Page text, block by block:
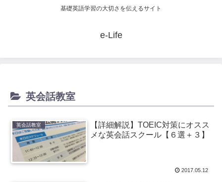
基礎英語学習の大切さを伝えるサイト
e-Life
英会話教室
英会話教室
【詳細解説】TOEIC対策にオスス
メな英会話スクール【６選＋３】
2017.05.12